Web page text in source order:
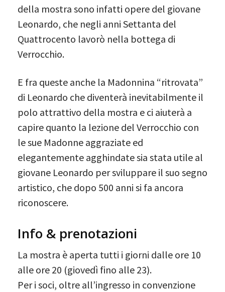
della mostra sono infatti opere del giovane
Leonardo, che negli anni Settanta del
Quattrocento lavorò nella bottega di
Verrocchio.
E fra queste anche la Madonnina “ritrovata”
di Leonardo che diventerà inevitabilmente il
polo attrattivo della mostra e ci aiuterà a
capire quanto la lezione del Verrocchio con
le sue Madonne aggraziate ed
elegantemente agghindate sia stata utile al
giovane Leonardo per sviluppare il suo segno
artistico, che dopo 500 anni si fa ancora
riconoscere.
Info & prenotazioni
La mostra è aperta tutti i giorni dalle ore 10
alle ore 20 (giovedì fino alle 23).
Per i soci, oltre all’ingresso in convenzione